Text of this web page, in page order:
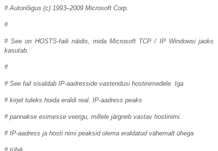
# Autoriõigus (c) 1993–2009 Microsoft Corp.
#
# See on HOSTS-faili näidis, mida Microsoft TCP / IP Windowsi jaoks
kasutab.
#
# See fail sisaldab IP-aadresside vastendusi hostinimedele. Iga
# kirjet tuleks hoida eraldi real. IP-aadress peaks
# pannakse esimesse veergu, millele järgneb vastav hostinimi.
# IP-aadress ja hosti nimi peaksid olema eraldatud vähemalt ühega